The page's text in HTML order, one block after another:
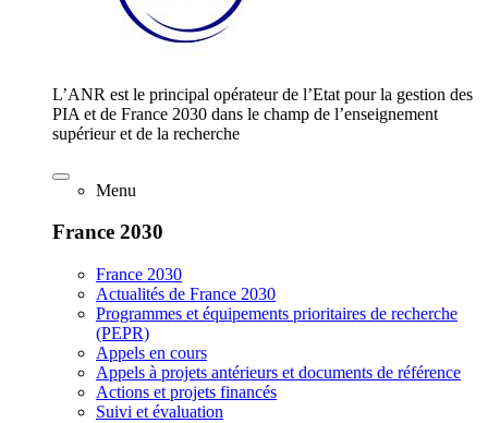
L’ANR est le principal opérateur de l’Etat pour la gestion des
PIA et de France 2030 dans le champ de l’enseignement
supérieur et de la recherche
Menu
France 2030
France 2030
Actualités de France 2030
Programmes et équipements prioritaires de recherche
(PEPR)
Appels en cours
Appels à projets antérieurs et documents de référence
Actions et projets financés
Suivi et évaluation